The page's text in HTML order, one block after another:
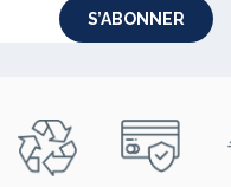
S’ABONNER